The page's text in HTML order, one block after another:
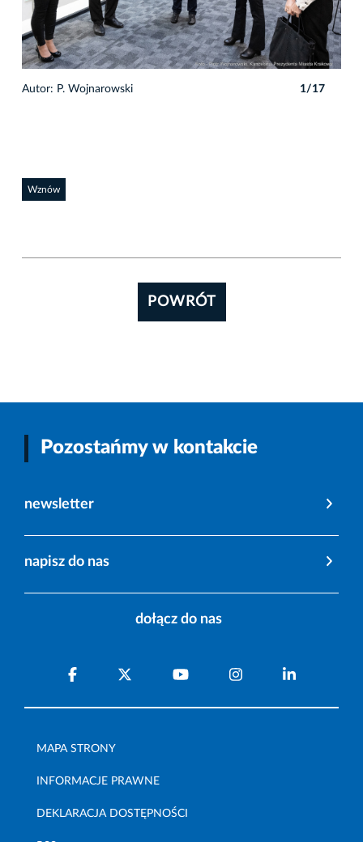
Autor: P. Wojnarowski 1/17
Wznów
POWRÓT
Pozostańmy w kontakcie
newsletter
napisz do nas
dołącz do nas
MAPA STRONY
INFORMACJE PRAWNE
DEKLARACJA DOSTĘPNOŚCI